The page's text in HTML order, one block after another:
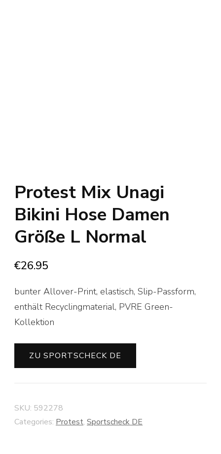
Protest Mix Unagi
Bikini Hose Damen
Größe L Normal
€26.95
bunter Allover-Print, elastisch, Slip-Passform,
enthält Recyclingmaterial, PVRE Green-
Kollektion
ZU SPORTSCHECK DE
SKU: 592278
Categories: Protest, Sportscheck DE